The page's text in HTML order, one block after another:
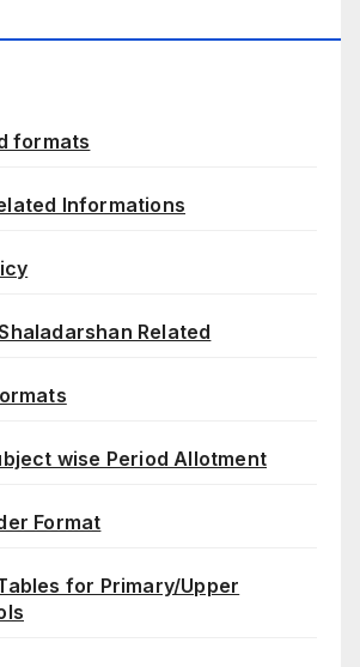
formats
Informations
Related
wise Period Allotment
Format
for Primary/Upper